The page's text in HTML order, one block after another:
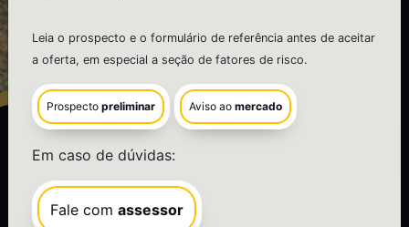
IPO
CSHG Logística
Leia o prospecto e o formulário de referência antes de aceitar
a oferta, em especial a seção de fatores de risco.
Prospecto preliminar Aviso ao mercado
Em caso de dúvidas:
Fale com assessor